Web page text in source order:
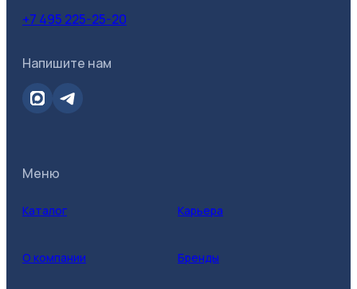
+7 495 225-25-20
Напишите нам
Меню
Каталог Карьера
О компании Бренды